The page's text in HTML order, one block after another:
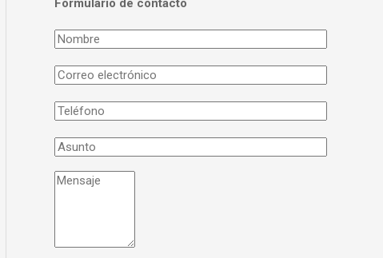
Formulario de contacto